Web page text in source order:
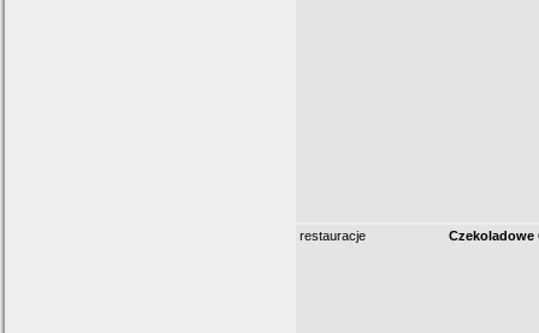
restauracje Czekoladowe